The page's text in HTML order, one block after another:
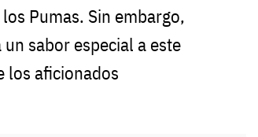
Pumas. Sin embargo,
sabor especial a este
los aficionados